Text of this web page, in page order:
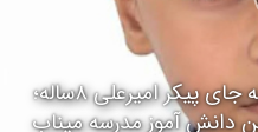
فیلم/ دفن یک لنگه کفش به جای پیکر امیرعلی ۸ساله؛
دانش آموز مدرسه میناب